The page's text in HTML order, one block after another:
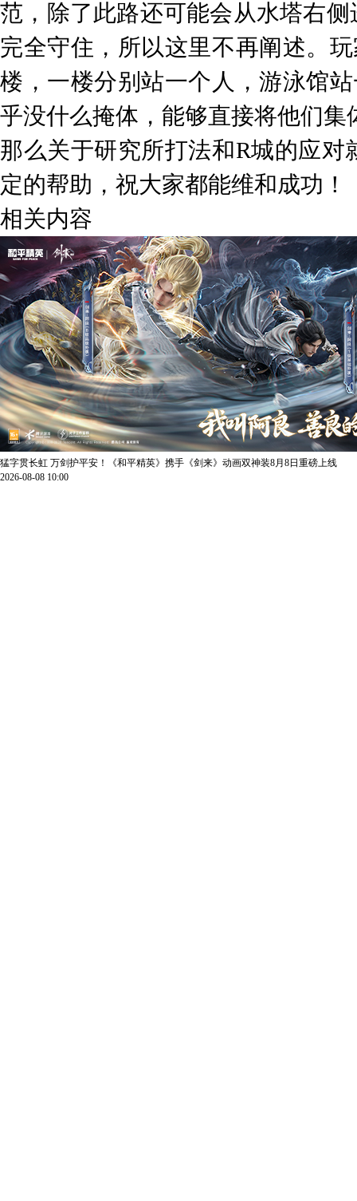
范，除了此路还可能会从水塔右
完全守住，所以这里不再阐述。
楼，一楼分别站一个人，游泳馆
乎没什么掩体，能够直接将他们集
那么关于研究所打法和R城的应
定的帮助，祝大家都能维和成功！
相关内容
猛字贯长虹 万剑护平安！《和平精英》携手《剑来》动画双神装8月8日重磅上线
2026-08-08 10:00